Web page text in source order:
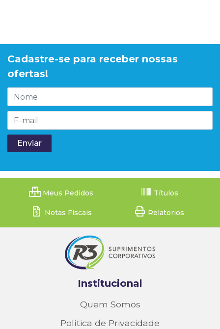
Cadastre-se para receber nossas
ofertas!
Meus Pedidos Títulos
Notas Fiscais Relatorios
Institucional
Quem Somos
Política de Privacidade